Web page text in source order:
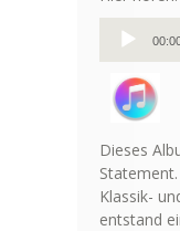
Audio-
Player
Dieses
Klassik-
entstand